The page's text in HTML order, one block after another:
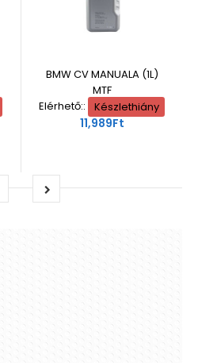
BMW CV MANUALA (1L)
MTF
Elérhető::
Készlethiány
11,989Ft